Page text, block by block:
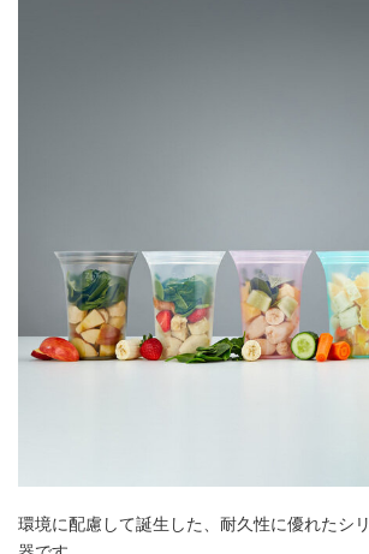
環境に配慮して誕生した、耐久性に優れたシ